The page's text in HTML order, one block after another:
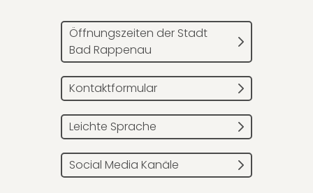
Öffnungszeiten der Stadt
Bad Rappenau
Kontaktformular
Leichte Sprache
Social Media Kanäle